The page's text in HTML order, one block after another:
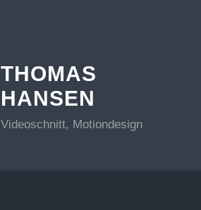
THOMAS
HANSEN
Videoschnitt, Motiondesign